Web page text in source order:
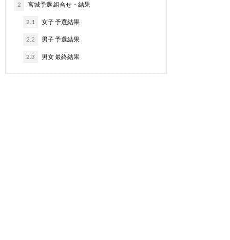
2 宮城予選 組合せ・結果
2.1 女子 予選結果
2.2 男子 予選結果
2.3 男女 最終結果